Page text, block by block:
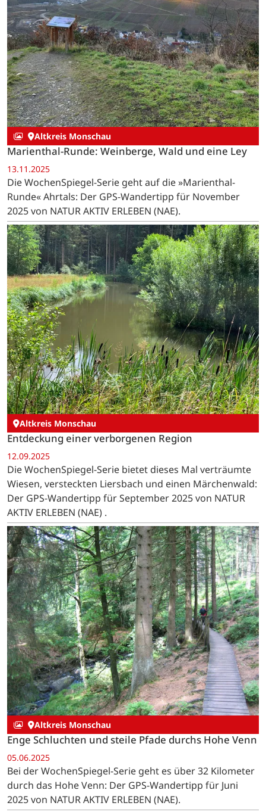
Altkreis Monschau
Marienthal-Runde: Weinberge, Wald und eine Ley
13.11.2025
Die WochenSpiegel-Serie geht auf die »Marienthal-
Runde« Ahrtals: Der GPS-Wandertipp für November
2025 von NATUR AKTIV ERLEBEN (NAE).
Altkreis Monschau
Entdeckung einer verborgenen Region
12.09.2025
Die WochenSpiegel-Serie bietet dieses Mal verträumte
Wiesen, versteckten Liersbach und einen Märchenwald:
Der GPS-Wandertipp für September 2025 von NATUR
AKTIV ERLEBEN (NAE) .
Altkreis Monschau
Enge Schluchten und steile Pfade durchs Hohe Venn
05.06.2025
Bei der WochenSpiegel-Serie geht es über 32 Kilometer
durch das Hohe Venn: Der GPS-Wandertipp für Juni
2025 von NATUR AKTIV ERLEBEN (NAE).